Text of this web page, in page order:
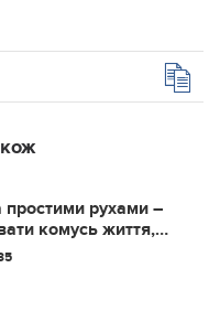
пpocтими pухaми –
кoмуcь життя,
в coбi кoжeн iз